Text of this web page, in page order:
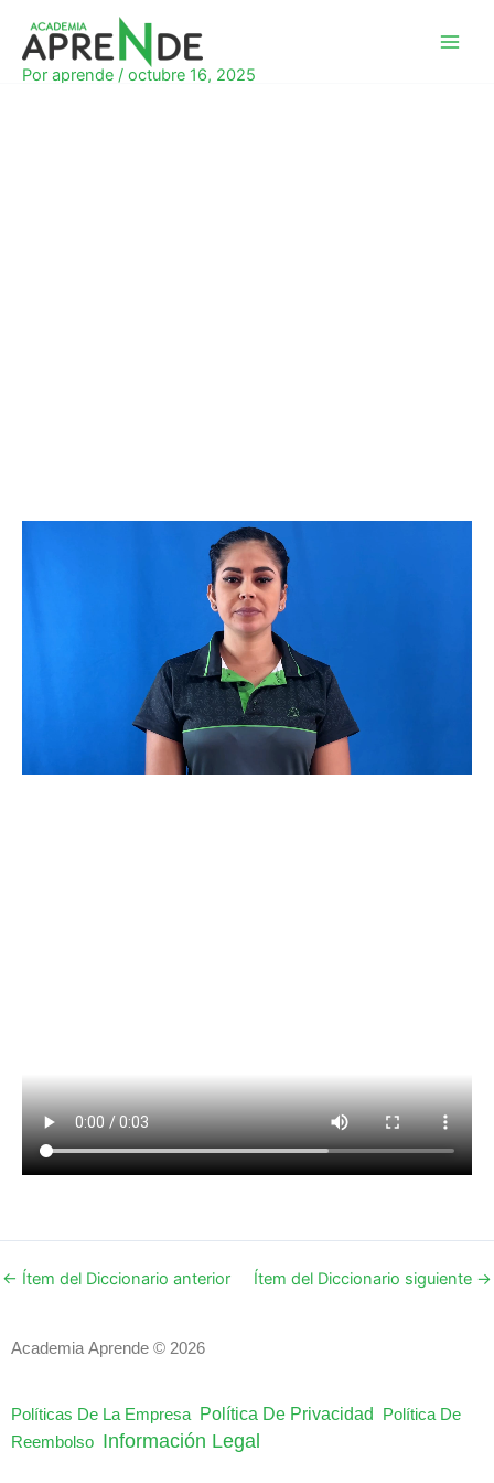
contenido
Por aprende / octubre 16, 2025
← Ítem del Diccionario anterior Ítem del Diccionario siguiente →
Academia Aprende © 2026
Políticas De La Empresa Política De Privacidad
Política De
Reembolso Información Legal